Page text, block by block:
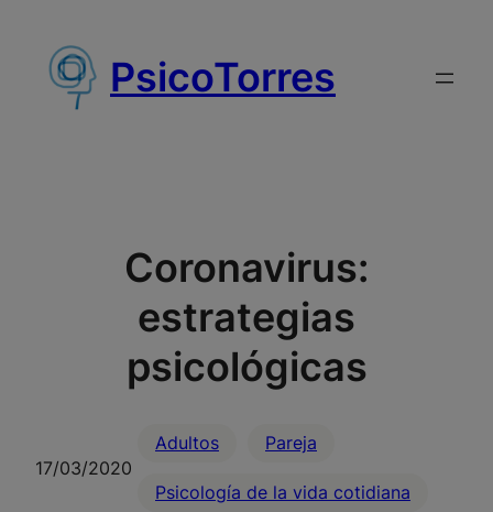
contenido
PsicoTorres
Coronavirus:
estrategias
psicológicas
17/03/2020
Adultos Pareja
Psicología de la vida cotidiana